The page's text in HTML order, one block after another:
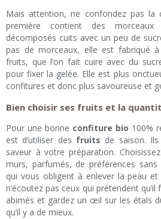
Mais attention, ne confondez pas
première contient des
décomposés cuits avec un peu de
pas de morceaux, elle est fabriqué
fruits, que l’on fait cuire avec du
pour fixer la gelée. Elle est plus
confitures et donc plus savoureuse et
Bien choisir ses fruits et la
Pour une bonne confiture bio 100%
est d’utiliser des fruits de saison.
saveur à votre préparation.
murs, parfumés, de préférences
qui vous obligent à enlever la peau
n’écoutez pas ceux qui prétendent
abimés et gardez un œil sur les étals
qu’il y a de mieux.